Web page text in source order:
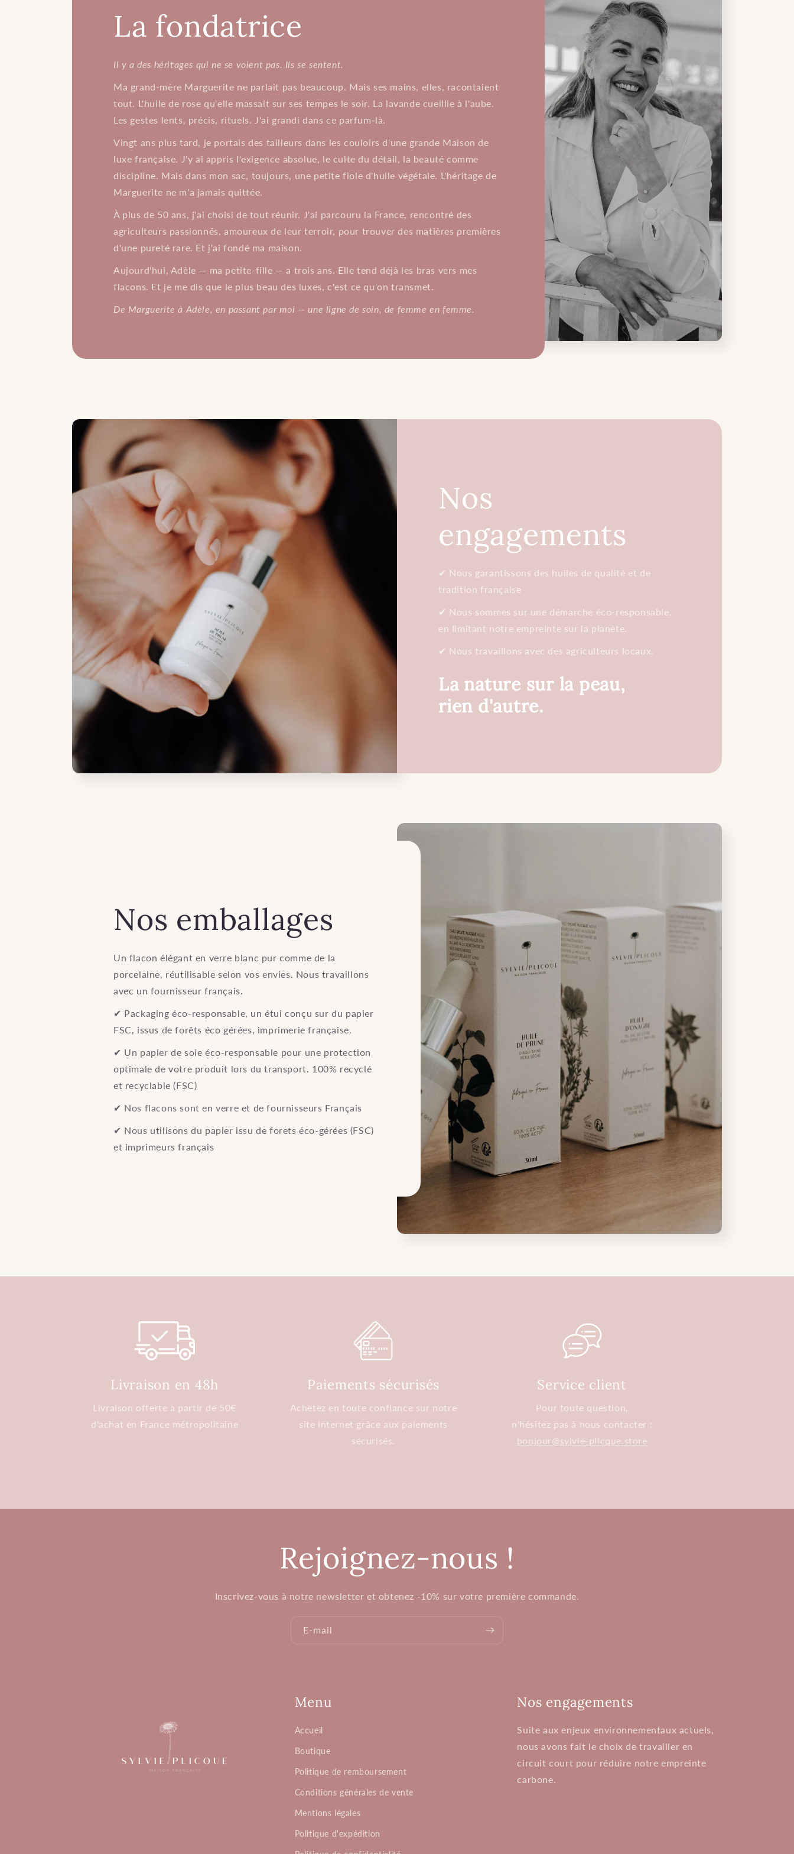
La fondatrice
Il y a des héritages qui ne se voient pas. Ils se sentent.
Ma grand-mère Marguerite ne parlait pas beaucoup. Mais ses mains, elles, racontaient
tout. L'huile de rose qu'elle massait sur ses tempes le soir. La lavande cueillie à l'aube.
Les gestes lents, précis, rituels. J'ai grandi dans ce parfum-là.
Vingt ans plus tard, je portais des tailleurs dans les couloirs d'une grande Maison de
luxe française. J'y ai appris l'exigence absolue, le culte du détail, la beauté comme
discipline. Mais dans mon sac, toujours, une petite fiole d'huile végétale. L'héritage de
Marguerite ne m'a jamais quittée.
À plus de 50 ans, j'ai choisi de tout réunir. J'ai parcouru la France, rencontré des
agriculteurs passionnés, amoureux de leur terroir, pour trouver des matières premières
d'une pureté rare. Et j'ai fondé ma maison.
Aujourd'hui, Adèle — ma petite-fille — a trois ans. Elle tend déjà les bras vers mes
flacons. Et je me dis que le plus beau des luxes, c'est ce qu'on transmet.
De Marguerite à Adèle, en passant par moi — une ligne de soin, de femme en femme.
Nos
engagements
✔︎ Nous garantissons des huiles de qualité et de
tradition française
✔︎ Nous sommes sur une démarche éco-responsable,
en limitant notre empreinte sur la planète.
✔︎ Nous travaillons avec des agriculteurs locaux.
La nature sur la peau,
rien d'autre.
Nos emballages
Un flacon élégant en verre blanc pur comme de la
porcelaine, réutilisable selon vos envies. Nous travaillons
avec un fournisseur français.
✔︎ Packaging éco-responsable, un étui conçu sur du papier
FSC, issus de forêts éco gérées, imprimerie française.
✔︎ Un papier de soie éco-responsable pour une protection
optimale de votre produit lors du transport. 100% recyclé
et recyclable (FSC)
✔︎ Nos flacons sont en verre et de fournisseurs Français
✔︎ Nous utilisons du papier issu de forets éco-gérées (FSC)
et imprimeurs français
Livraison en 48h
Livraison offerte à partir de 50€
d'achat en France métropolitaine
Paiements sécurisés
Achetez en toute confiance sur notre
site internet grâce aux paiements
sécurisés.
Service client
Pour toute question,
n'hésitez pas à nous contacter :
bonjour@sylvie-plicque.store
Rejoignez-nous !
Inscrivez-vous à notre newsletter et obtenez -10% sur votre première commande.
E-mail
Menu
Accueil
Boutique
Politique de remboursement
Conditions générales de vente
Mentions légales
Politique d'expédition
Nos engagements
Suite aux enjeux environnementaux actuels,
nous avons fait le choix de travailler en
circuit court pour réduire notre empreinte
carbone.